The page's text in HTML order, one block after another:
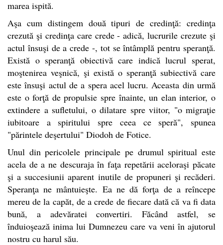
marea ispită.
Aşa cum distingem două tipuri de credinţă: credinţa
crezută şi credinţa care crede - adică, lucrurile crezute şi
actul însuşi de a crede -, tot se întâmplă pentru speranţă.
Există o speranţă obiectivă care indică lucrul sperat,
moştenirea veşnică, şi există o speranţă subiectivă care
este însuşi actul de a spera acel lucru. Aceasta din urmă
este o forţă de propulsie spre înainte, un elan interior, o
extindere a sufletului, o dilatare spre viitor, "o migraţie
iubitoare a spiritului spre ceea ce speră", spunea
"părintele deşertului" Diodoh de Fotice.
Unul din pericolele principale pe drumul spiritual este
acela de a ne descuraja în faţa repetării aceloraşi păcate
şi a succesiunii aparent inutile de propuneri şi recăderi.
Speranţa ne mântuieşte. Ea ne dă forţa de a reîncepe
mereu de la capăt, de a crede de fiecare dată că va fi data
bună, a adevăratei convertiri. Făcând astfel, se
înduioşează inima lui Dumnezeu care va veni în ajutorul
nostru cu harul său.